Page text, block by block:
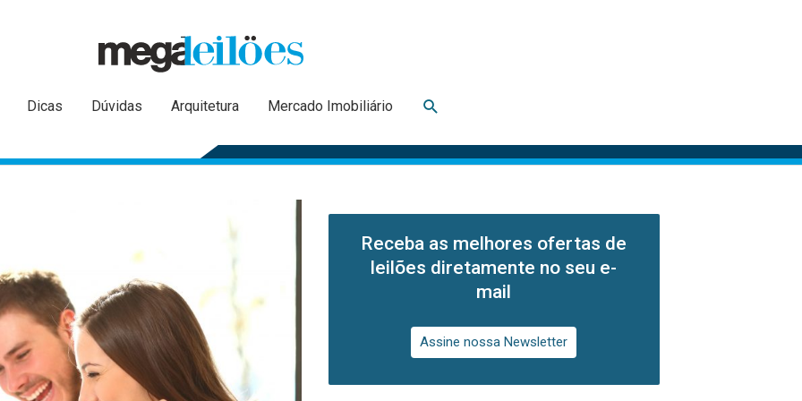
Dicas Dúvidas Arquitetura Mercado Imobiliário Pesquisar
Receba as melhores ofertas de
leilões diretamente no seu e-
mail
Assine nossa Newsletter